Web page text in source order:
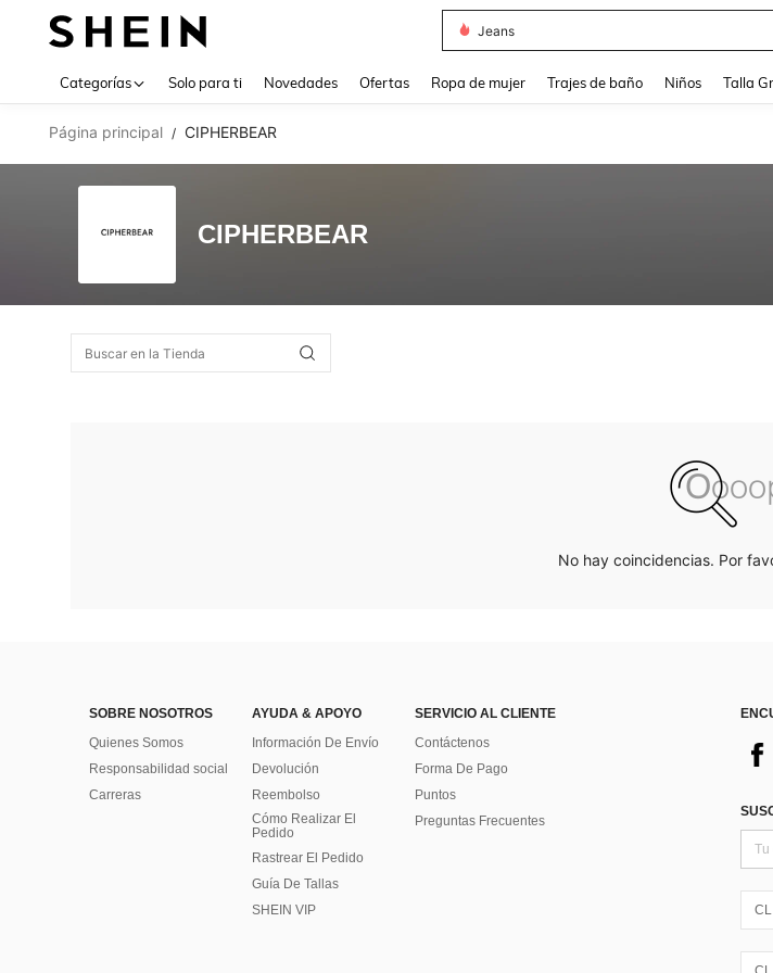
Jeans
Categorías Solo para ti Novedades Ofertas Ropa de mujer Trajes de baño Niños Talla
Página principal / CIPHERBEAR
CIPHERBEAR
No hay coincidencias. Por
SOBRE NOSOTROS
Quienes Somos
Responsabilidad social
Carreras
AYUDA & APOYO
Información De Envío
Devolución
Reembolso
Cómo Realizar El
Pedido
Rastrear El Pedido
Guía De Tallas
SHEIN VIP
SERVICIO AL CLIENTE
Contáctenos
Forma De Pago
Puntos
Preguntas Frecuentes